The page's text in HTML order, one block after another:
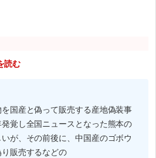
読む
国産と偽って販売する産地偽装事
覚し全国ニュースとなった熊本の
が、その前後に、中国産のゴボウ
販売するなどの